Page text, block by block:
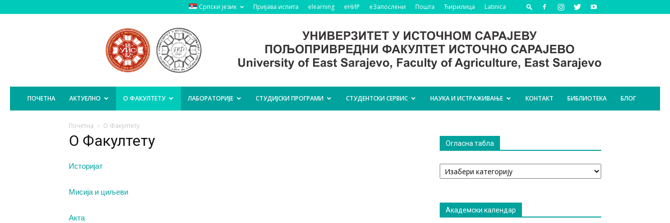
Српски језик Пријава испита elearning еНИР еЗапослени Пошта Ћирилица Latinica
Пољопривредни
Факултет
Источно
Сарајево
ПОЧЕТНА АКТУЕЛНО О ФАКУЛТЕТУ ЛАБОРАТОРИЈЕ СТУДИЈСКИ ПРОГРАМИ СТУДЕНТСКИ СЕРВИС НАУКА И ИСТРАЖИВАЊЕ КОНТАКТ БИБЛИОТЕКА БЛОГ
Почетна О Факултету
О Факултету
Историјат
Мисија и циљеви
Акта
Огласна табла
Огласна
табла
Академски календар